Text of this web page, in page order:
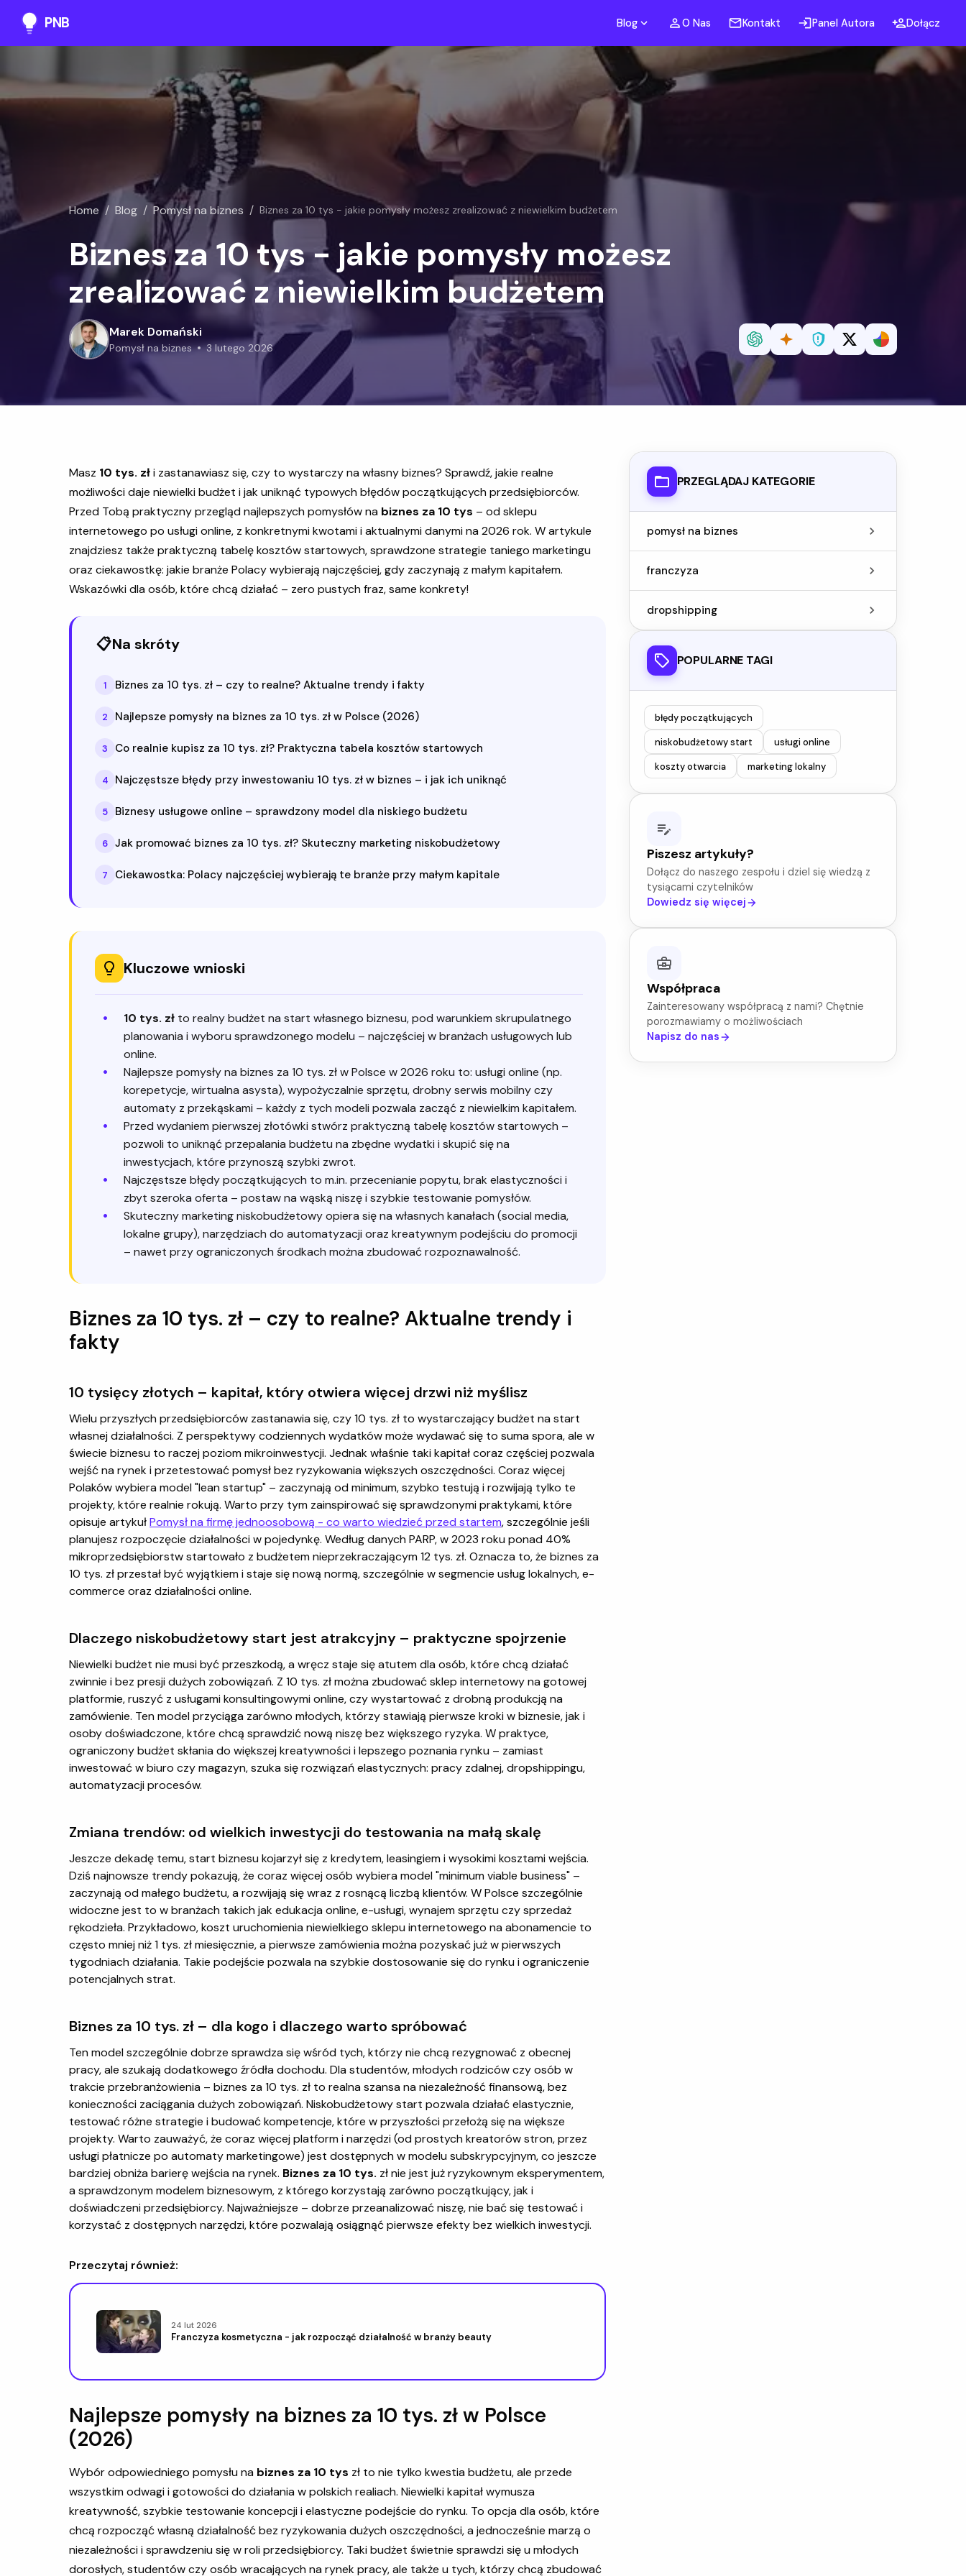
PNB Blog O Nas Kontakt Panel Autora Dołącz
Home / Blog / Pomysł na biznes / Biznes za 10 tys - jakie pomysły możesz zrealizować z niewielkim budżetem
Biznes za 10 tys - jakie pomysły możesz
zrealizować z niewielkim budżetem
Marek Domański
pomysł na biznes 3 lutego 2026
Masz 10 tys. złi zastanawiasz się, czy to wystarczy na własny biznes? Sprawdź, jakie realne
możliwości daje niewielki budżet i jak uniknąć typowych błędów początkujących przedsiębiorców.
Przed Tobą praktyczny przegląd najlepszych pomysłów na biznes za 10 tys – od sklepu
internetowego po usługi online, z konkretnymi kwotami i aktualnymi danymi na 2026 rok. W artykule
znajdziesz także praktyczną tabelę kosztów startowych, sprawdzone strategie taniego marketingu
oraz ciekawostkę: jakie branże Polacy wybierają najczęściej, gdy zaczynają z małym kapitałem.
Wskazówki dla osób, które chcą działać – zero pustych fraz, same konkrety!
📋Na skróty
1 Biznes za 10 tys. zł – czy to realne? Aktualne trendy i fakty
2 Najlepsze pomysły na biznes za 10 tys. zł w Polsce (2026)
3 Co realnie kupisz za 10 tys. zł? Praktyczna tabela kosztów startowych
4 Najczęstsze błędy przy inwestowaniu 10 tys. zł w biznes – i jak ich uniknąć
5 Biznesy usługowe online – sprawdzony model dla niskiego budżetu
6 Jak promować biznes za 10 tys. zł? Skuteczny marketing niskobudżetowy
7 Ciekawostka: Polacy najczęściej wybierają te branże przy małym kapitale
Kluczowe wnioski
10 tys. zł to realny budżet na start własnego biznesu, pod warunkiem skrupulatnego
planowania i wyboru sprawdzonego modelu – najczęściej w branżach usługowych lub
online.
Najlepsze pomysły na biznes za 10 tys. zł w Polsce w 2026 roku to: usługi online (np.
korepetycje, wirtualna asysta), wypożyczalnie sprzętu, drobny serwis mobilny czy
automaty z przekąskami – każdy z tych modeli pozwala zacząć z niewielkim kapitałem.
Przed wydaniem pierwszej złotówki stwórz praktyczną tabelę kosztów startowych –
pozwoli to uniknąć przepalania budżetu na zbędne wydatki i skupić się na
inwestycjach, które przynoszą szybki zwrot.
Najczęstsze błędy początkujących to m.in. przecenianie popytu, brak elastyczności i
zbyt szeroka oferta – postaw na wąską niszę i szybkie testowanie pomysłów.
Skuteczny marketing niskobudżetowy opiera się na własnych kanałach (social media,
lokalne grupy), narzędziach do automatyzacji oraz kreatywnym podejściu do promocji
– nawet przy ograniczonych środkach można zbudować rozpoznawalność.
Biznes za 10 tys. zł – czy to realne? Aktualne trendy i
fakty
10 tysięcy złotych – kapitał, który otwiera więcej drzwi niż myślisz
Wielu przyszłych przedsiębiorców zastanawia się, czy 10 tys. zł to wystarczający budżet na start
własnej działalności. Z perspektywy codziennych wydatków może wydawać się to suma spora, ale w
świecie biznesu to raczej poziom mikroinwestycji. Jednak właśnie taki kapitał coraz częściej pozwala
wejść na rynek i przetestować pomysł bez ryzykowania większych oszczędności. Coraz więcej
Polaków wybiera model "lean startup" – zaczynają od minimum, szybko testują i rozwijają tylko te
projekty, które realnie rokują. Warto przy tym zainspirować się sprawdzonymi praktykami, które
opisuje artykułPomysł na firmę jednoosobową - co warto wiedzieć przed startem, szczególnie jeśli
planujesz rozpoczęcie działalności w pojedynkę. Według danych PARP, w 2023 roku ponad 40%
mikroprzedsiębiorstw startowało z budżetem nieprzekraczającym 12 tys. zł. Oznacza to, że biznes za
10 tys. zł przestał być wyjątkiem i staje się nową normą, szczególnie w segmencie usług lokalnych, e-
commerce oraz działalności online.
Dlaczego niskobudżetowy start jest atrakcyjny – praktyczne spojrzenie
Niewielki budżet nie musi być przeszkodą, a wręcz staje się atutem dla osób, które chcą działać
zwinnie i bez presji dużych zobowiązań. Z 10 tys. zł można zbudować sklep internetowy na gotowej
platformie, ruszyć z usługami konsultingowymi online, czy wystartować z drobną produkcją na
zamówienie. Ten model przyciąga zarówno młodych, którzy stawiają pierwsze kroki w biznesie, jak i
osoby doświadczone, które chcą sprawdzić nową niszę bez większego ryzyka. W praktyce,
ograniczony budżet skłania do większej kreatywności i lepszego poznania rynku – zamiast
inwestować w biuro czy magazyn, szuka się rozwiązań elastycznych: pracy zdalnej, dropshippingu,
automatyzacji procesów.
Zmiana trendów: od wielkich inwestycji do testowania na małą skalę
Jeszcze dekadę temu, start biznesu kojarzył się z kredytem, leasingiem i wysokimi kosztami wejścia.
Dziś najnowsze trendy pokazują, że coraz więcej osób wybiera model "minimum viable business" –
zaczynają od małego budżetu, a rozwijają się wraz z rosnącą liczbą klientów. W Polsce szczególnie
widoczne jest to w branżach takich jak edukacja online, e-usługi, wynajem sprzętu czy sprzedaż
rękodzieła. Przykładowo, koszt uruchomienia niewielkiego sklepu internetowego na abonamencie to
często mniej niż 1 tys. zł miesięcznie, a pierwsze zamówienia można pozyskać już w pierwszych
tygodniach działania. Takie podejście pozwala na szybkie dostosowanie się do rynku i ograniczenie
potencjalnych strat.
Biznes za 10 tys. zł – dla kogo i dlaczego warto spróbować
Ten model szczególnie dobrze sprawdza się wśród tych, którzy nie chcą rezygnować z obecnej
pracy, ale szukają dodatkowego źródła dochodu. Dla studentów, młodych rodziców czy osób w
trakcie przebranżowienia – biznes za 10 tys. zł to realna szansa na niezależność finansową, bez
konieczności zaciągania dużych zobowiązań. Niskobudżetowy start pozwala działać elastycznie,
testować różne strategie i budować kompetencje, które w przyszłości przełożą się na większe
projekty. Warto zauważyć, że coraz więcej platform i narzędzi (od prostych kreatorów stron, przez
usługi płatnicze po automaty marketingowe) jest dostępnych w modelu subskrypcyjnym, co jeszcze
bardziej obniża barierę wejścia na rynek. Biznes za 10 tys. zł nie jest już ryzykownym eksperymentem,
a sprawdzonym modelem biznesowym, z którego korzystają zarówno początkujący, jak i
doświadczeni przedsiębiorcy. Najważniejsze – dobrze przeanalizować niszę, nie bać się testować i
korzystać z dostępnych narzędzi, które pozwalają osiągnąć pierwsze efekty bez wielkich inwestycji.
Przeczytaj również:
24 lut 2026
Franczyza kosmetyczna - jak rozpocząć działalność w branży beauty
Najlepsze pomysły na biznes za 10 tys. zł w Polsce
(2026)
Wybór odpowiedniego pomysłu na biznes za 10 tys zł to nie tylko kwestia budżetu, ale przede
wszystkim odwagi i gotowości do działania w polskich realiach. Niewielki kapitał wymusza
kreatywność, szybkie testowanie koncepcji i elastyczne podejście do rynku. To opcja dla osób, które
chcą rozpocząć własną działalność bez ryzykowania dużych oszczędności, a jednocześnie marzą o
niezależności i sprawdzeniu się w roli przedsiębiorcy. Taki budżet świetnie sprawdzi się u młodych
dorosłych, studentów czy osób wracających na rynek pracy, ale także u tych, którzy chcą zbudować
PRZEGLĄDAJ KATEGORIE
pomysł na biznes
franczyza
dropshipping
POPULARNE TAGI
błędy początkujących
niskobudżetowy start
usługi online
koszty otwarcia
marketing lokalny
Piszesz artykuły?
Dołącz do naszego zespołu i dziel się wiedzą z
tysiącami czytelników
Dowiedz się więcej
Współpraca
Zainteresowany współpracą z nami? Chętnie
porozmawiamy o możliwościach
Napisz do nas